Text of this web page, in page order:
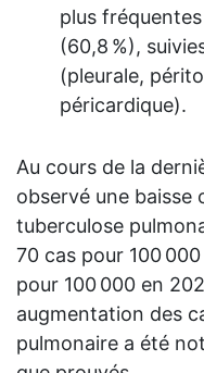
plus
(60,8 %),
(pleurale,
péricardique).
Au cours de la
observé une baisse
tuberculose
70 cas pour 100
pour 100 000 en
augmentation des
pulmonaire a été